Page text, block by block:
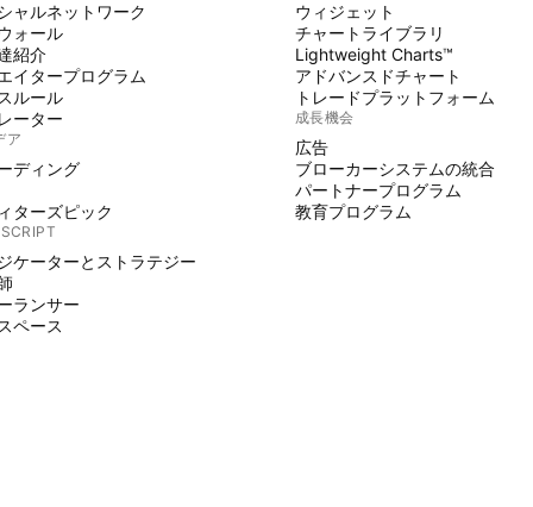
ャルネットワーク
ォール
紹介
イタープログラム
ルール
ーター
ア
ディング
ターズピック
ケーターとストラテジー
ランサー
ペース
ウィジェット
チャートライブラリ
Lightweight Charts™
アドバンスドチャート
トレードプラットフォーム
成長機会
広告
ブローカーシステムの統合
パートナープログラム
教育プログラム